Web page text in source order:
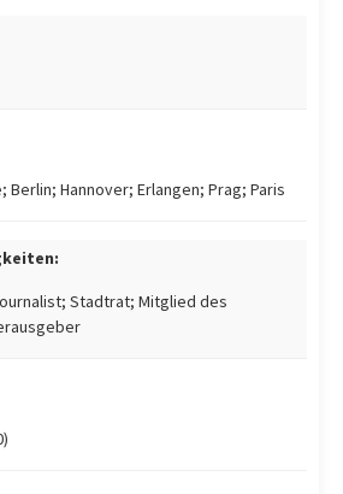
Hannover; Erlangen; Prag; Paris
Stadtrat; Mitglied des